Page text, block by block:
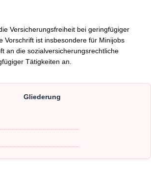
Versicherungsfreiheit bei geringfügiger
Vorschrift ist insbesondere für Minijobs
an die sozialversicherungsrechtliche
Tätigkeiten an.